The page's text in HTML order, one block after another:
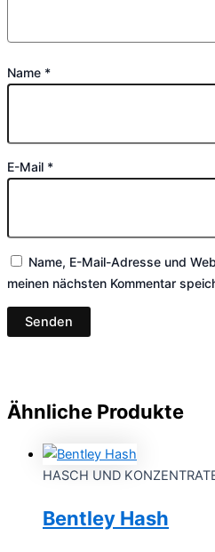
Name *
E-Mail *
Name, E-Mail-Adresse und
meinen nächsten Kommentar
Ähnliche Produkte
HASCH UND
Bentley Hash